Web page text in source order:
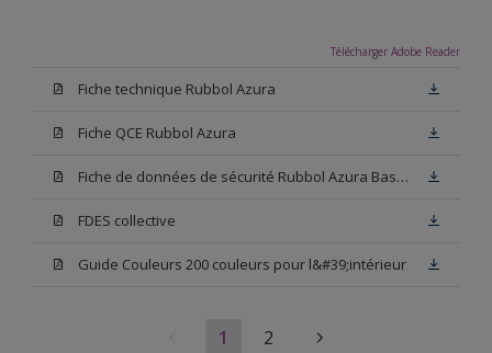
Télécharger Adobe Reader
Fiche technique Rubbol Azura
Fiche QCE Rubbol Azura
Fiche de données de sécurité Rubbol Azura Base N00
FDES collective
Guide Couleurs 200 couleurs pour l&#39;intérieur
1 2